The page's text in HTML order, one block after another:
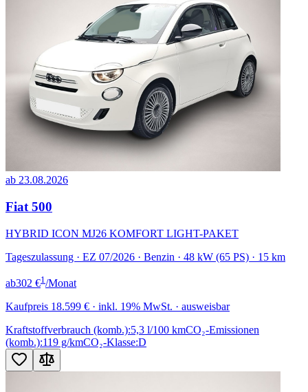
ab 23.08.2026
Fiat 500
HYBRID ICON MJ26 KOMFORT LIGHT-PAKET
Tageszulassung · EZ 07/2026 · Benzin · 48 kW (65 PS) · 15 km
ab302 €1 /Monat
Kaufpreis 18.599 € · inkl. 19% MwSt. · ausweisbar
Kraftstoffverbrauch (komb.):5,3 l/100 kmCO₂-Emissionen
(komb.):119 g/kmCO₂-Klasse:D